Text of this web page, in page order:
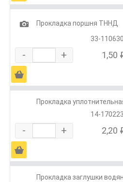
1
Прокладка поршня ТННД
33-
- + 1,50
Ä
Прокладка
14-
- + 2,20
Ä
Прокладка заглушки